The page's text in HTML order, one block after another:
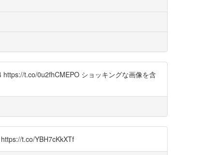
t.co/0u2fhCMEPO ショッキングな画像を含
t.co/YBH7cKkXTf